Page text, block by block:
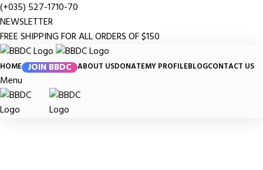
(+035) 527-1710-70
NEWSLETTER
FREE SHIPPING FOR ALL ORDERS OF $150
HOME JOIN BBDC ABOUT USDONATEMY PROFILEBLOGCONTACT US
Menu